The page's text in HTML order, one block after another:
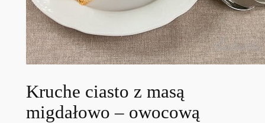
Kruche ciasto z masą
migdałowo – owocową